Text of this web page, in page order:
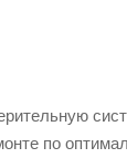
по